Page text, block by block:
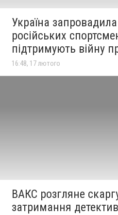
Україна
російських
підтримують війну
16:48, 17 лютого
ВАКС розгляне
затримання